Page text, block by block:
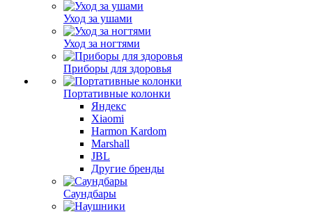
Уход за ушами
Уход за ногтями
Приборы для здоровья
Портативные колонки
Яндекс
Xiaomi
Harmon Kardom
Marshall
JBL
Другие бренды
Саундбары